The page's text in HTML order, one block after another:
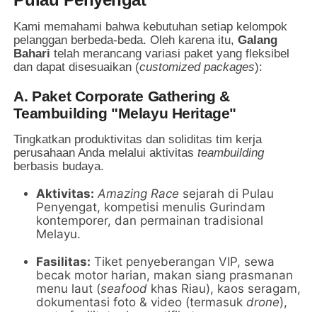
Kami memahami bahwa kebutuhan setiap kelompok
pelanggan berbeda-beda. Oleh karena itu,Galang
Bahari telah merancang variasi paket yang fleksibel
dan dapat disesuaikan (customized packages):
A. Paket Corporate Gathering &
Teambuilding "Melayu Heritage"
Tingkatkan produktivitas dan soliditas tim kerja
perusahaan Anda melalui aktivitasteambuilding
berbasis budaya.
Aktivitas: Amazing Race sejarah di Pulau
Penyengat, kompetisi menulis Gurindam
kontemporer, dan permainan tradisional
Melayu.
Fasilitas: Tiket penyeberangan VIP, sewa
becak motor harian, makan siang prasmanan
menu laut (seafood khas Riau), kaos seragam,
dokumentasi foto & video (termasukdrone),